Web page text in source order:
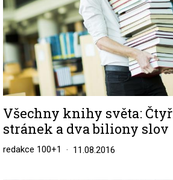
Všechny knihy světa:
stránek a dva biliony slov
redakce 100+1 11.08.2016